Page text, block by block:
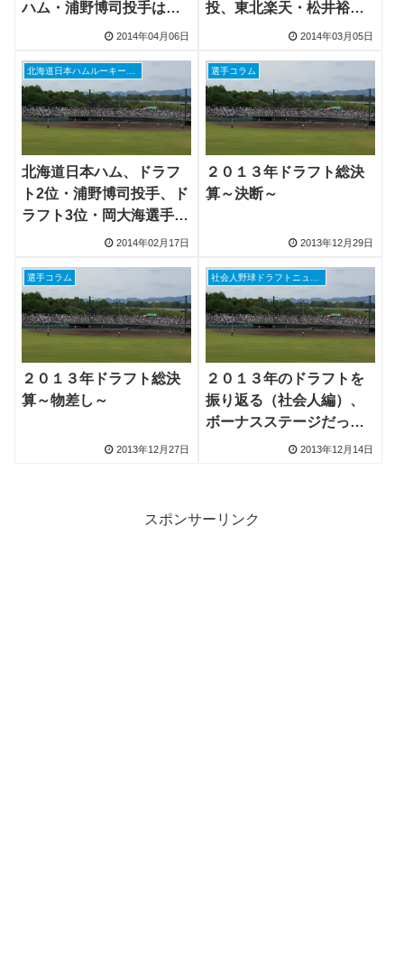
ハム・浦野博司投手は好
2014年04月06日
投、東北楽天・松井裕樹
投手と北海道日本ハム・
2014年03月05日
北海道日本ハム、ドラフ
ト2位・浦野博司投手、ド
ラフト3位・岡大海選手が
2014年02月17日
選手コラム
２０１３年ドラフト総決
算～決断～
2013年12月29日
選手コラム
２０１３年ドラフト総決
算～物差し～
2013年12月27日
社会人野球ドラフトニュース
２０１３年のドラフトを
振り返る（社会人編）、
ボーナスステージだった
ドラフト会議
2013年12月14日
スポンサーリンク